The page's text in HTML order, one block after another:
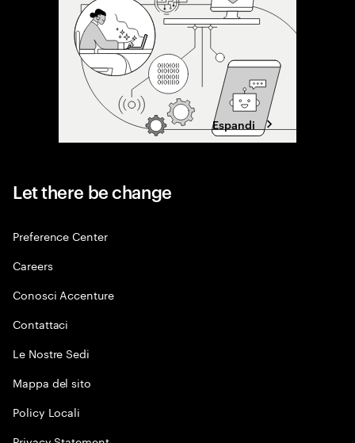
Espandi
Let there be change
Preference Center
Careers
Conosci Accenture
Contattaci
Le Nostre Sedi
Mappa del sito
Policy Locali